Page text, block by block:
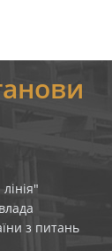
з питань